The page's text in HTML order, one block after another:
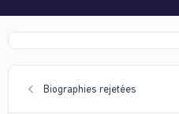
Biographies rejetées